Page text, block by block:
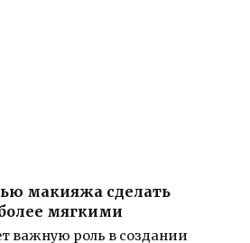
макияжа сделать
мягкими
важную роль в создании